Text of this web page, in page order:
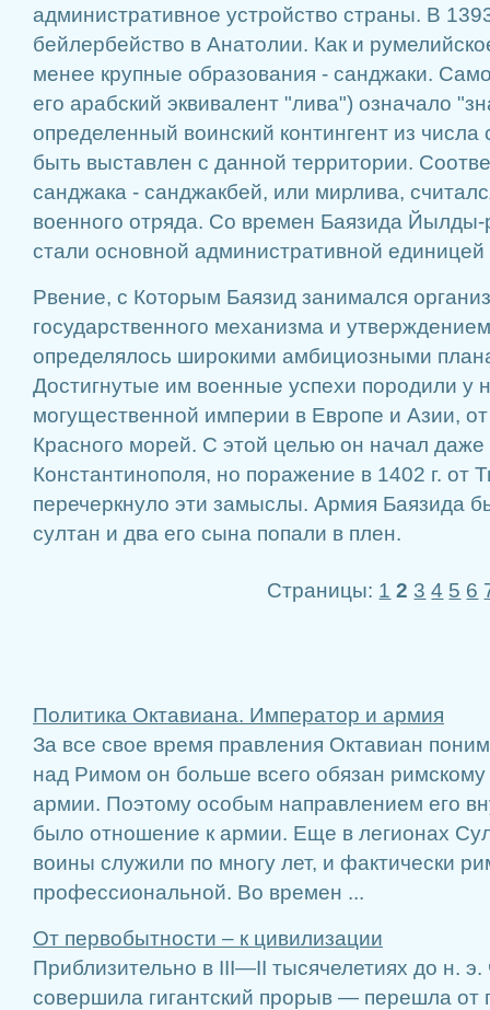
административное устройство страны. В
бейлербейство в Анатолии. Как и
менее крупные образования - санджаки.
его арабский эквивалент "лива") означало
определенный воинский контингент из
быть выставлен с данной территории.
санджака - санджакбей, или мирлива,
военного отряда. Со времен Баязида
стали основной административной
Рвение, с Которым Баязид занимался
государственного механизма и
определялось широкими амбициозными
Достигнутые им военные успехи породили у
могущественной империи в Европе и Азии,
Красного морей. С этой целью он начал даже
Константинополя, но поражение в 1402 г. от
перечеркнуло эти замыслы. Армия Баязида
султан и два его сына попали в плен.
Страницы: 1 2 3 4 5 6
Политика Октавиана. Император и армия
За все свое время правления Октавиан
над Римом он больше всего обязан
армии. Поэтому особым направлением его
было отношение к армии. Еще в легионах
воины служили по многу лет, и фактически
профессиональной. Во времен ...
От первобытности – к цивилизации
Приблизительно в III—II тысячелетиях до н. э.
совершила гигантский прорыв — перешла от